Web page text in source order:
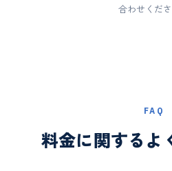
合わせくださ
FAQ
料金に関するよ